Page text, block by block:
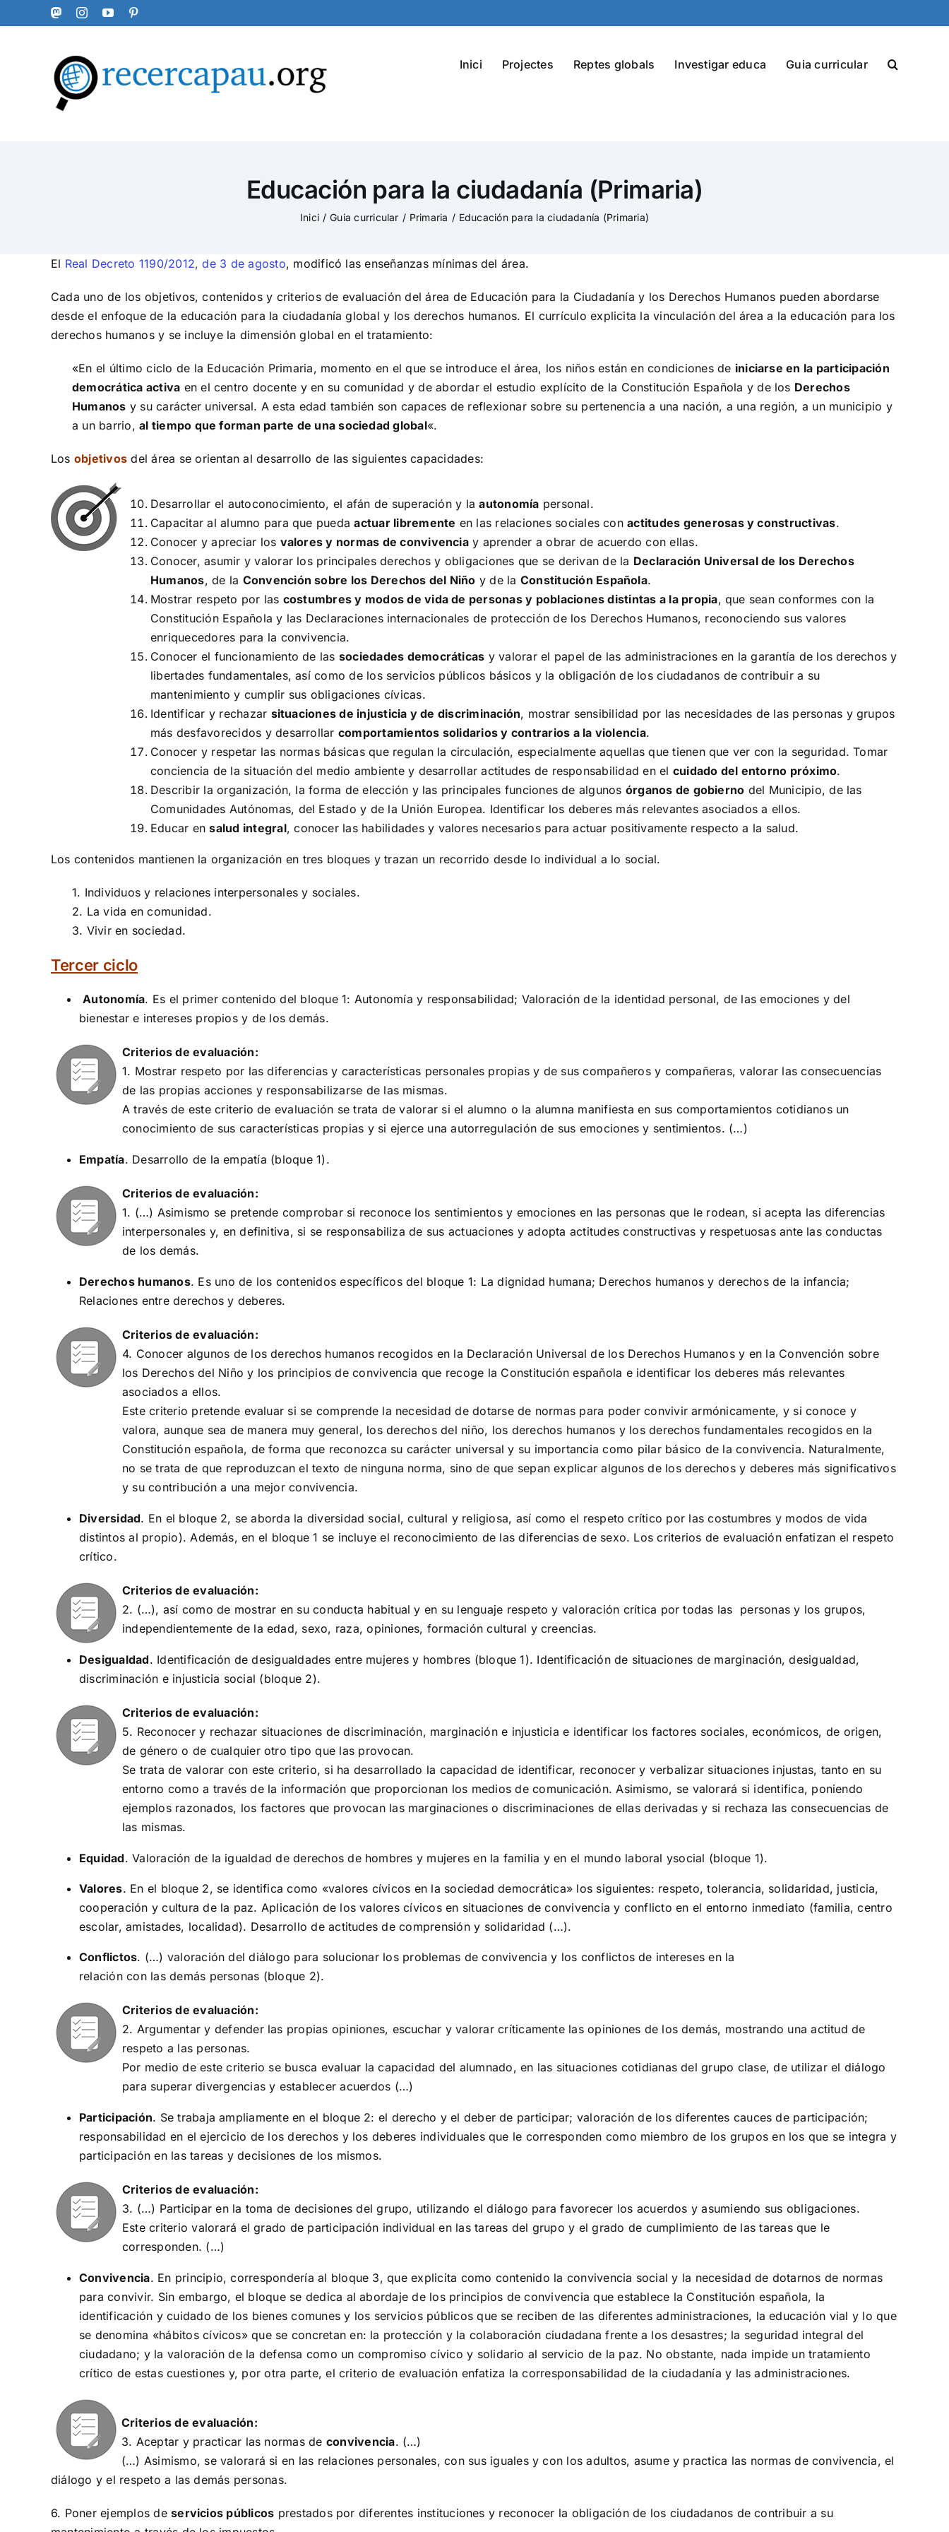
to
MastodonInstagram
YouTube
Inici Projectes Reptes globals Investigar educa Guia curricular
Educación para la ciudadanía (Primaria)
Inici Guia curricular Primaria Educación para la ciudadanía (Primaria)
El Real Decreto 1190/2012, de 3 de agosto, modificó las enseñanzas mínimas del área.
Cada uno de los objetivos, contenidos y criterios de evaluación del área de Educación para la Ciudadanía y los Derechos Humanos pueden abordarse
desde el enfoque de la educación para la ciudadanía global y los derechos humanos. El currículo explicita la vinculación del área a la educación para los
derechos humanos y se incluye la dimensión global en el tratamiento:
«En el último ciclo de la Educación Primaria, momento en el que se introduce el área, los niños están en condiciones de iniciarse en la participación
democrática activa en el centro docente y en su comunidad y de abordar el estudio explícito de la Constitución Española y de los Derechos
Humanos y su carácter universal. A esta edad también son capaces de reflexionar sobre su pertenencia a una nación, a una región, a un municipio y
a un barrio,al tiempo que forman parte de una sociedad global«.
Los objetivos del área se orientan al desarrollo de las siguientes capacidades:
Desarrollar el autoconocimiento, el afán de superación y laautonomía personal.
Capacitar al alumno para que puedaactuar libremente en las relaciones sociales conactitudes generosas y constructivas.
Conocer y apreciar los valores y normas de convivenciay aprender a obrar de acuerdo con ellas.
Conocer, asumir y valorar los principales derechos y obligaciones que se derivan de la Declaración Universal de los Derechos
Humanos, de la Convención sobre los Derechos del Niño y de la Constitución Española.
Mostrar respeto por las costumbres y modos de vida de personas y poblaciones distintas a la propia, que sean conformes con la
Constitución Española y las Declaraciones internacionales de protección de los Derechos Humanos, reconociendo sus valores
enriquecedores para la convivencia.
Conocer el funcionamiento de las sociedades democráticas y valorar el papel de las administraciones en la garantía de los derechos y
libertades fundamentales, así como de los servicios públicos básicos y la obligación de los ciudadanos de contribuir a su
mantenimiento y cumplir sus obligaciones cívicas.
Identificar y rechazar situaciones de injusticia y de discriminación, mostrar sensibilidad por las necesidades de las personas y grupos
más desfavorecidos y desarrollar comportamientos solidarios y contrarios a la violencia.
Conocer y respetar las normas básicas que regulan la circulación, especialmente aquellas que tienen que ver con la seguridad. Tomar
conciencia de la situación del medio ambiente y desarrollar actitudes de responsabilidad en el cuidado del entorno próximo.
Describir la organización, la forma de elección y las principales funciones de algunos órganos de gobierno del Municipio, de las
Comunidades Autónomas, del Estado y de la Unión Europea. Identificar los deberes más relevantes asociados a ellos.
Educar ensalud integral, conocer las habilidades y valores necesarios para actuar positivamente respecto a la salud.
Los contenidos mantienen la organización en tres bloques y trazan un recorrido desde lo individual a lo social.
1. Individuos y relaciones interpersonales y sociales.
2. La vida en comunidad.
3. Vivir en sociedad.
Tercer ciclo
Autonomía. Es el primer contenido del bloque 1: Autonomía y responsabilidad; Valoración de la identidad personal, de las emociones y del
bienestar e intereses propios y de los demás.
Criterios de evaluación:
1. Mostrar respeto por las diferencias y características personales propias y de sus compañeros y compañeras, valorar las consecuencias
de las propias acciones y responsabilizarse de las mismas.
A través de este criterio de evaluación se trata de valorar si el alumno o la alumna manifiesta en sus comportamientos cotidianos un
conocimiento de sus características propias y si ejerce una autorregulación de sus emociones y sentimientos. (…)
Empatía. Desarrollo de la empatía (bloque 1).
Criterios de evaluación:
1. (…) Asimismo se pretende comprobar si reconoce los sentimientos y emociones en las personas que le rodean, si acepta las diferencias
interpersonales y, en definitiva, si se responsabiliza de sus actuaciones y adopta actitudes constructivas y respetuosas ante las conductas
de los demás.
Derechos humanos. Es uno de los contenidos específicos del bloque 1: La dignidad humana; Derechos humanos y derechos de la infancia;
Relaciones entre derechos y deberes.
Criterios de evaluación:
4. Conocer algunos de los derechos humanos recogidos en la Declaración Universal de los Derechos Humanos y en la Convención sobre
los Derechos del Niño y los principios de convivencia que recoge la Constitución española e identificar los deberes más relevantes
asociados a ellos.
Este criterio pretende evaluar si se comprende la necesidad de dotarse de normas para poder convivir armónicamente, y si conoce y
valora, aunque sea de manera muy general, los derechos del niño, los derechos humanos y los derechos fundamentales recogidos en la
Constitución española, de forma que reconozca su carácter universal y su importancia como pilar básico de la convivencia. Naturalmente,
no se trata de que reproduzcan el texto de ninguna norma, sino de que sepan explicar algunos de los derechos y deberes más significativos
y su contribución a una mejor convivencia.
Diversidad. En el bloque 2, se aborda la diversidad social, cultural y religiosa, así como el respeto crítico por las costumbres y modos de vida
distintos al propio). Además, en el bloque 1 se incluye el reconocimiento de las diferencias de sexo. Los criterios de evaluación enfatizan el respeto
crítico.
Criterios de evaluación:
2. (…), así como de mostrar en su conducta habitual y en su lenguaje respeto y valoración crítica por todas las personas y los grupos,
independientemente de la edad, sexo, raza, opiniones, formación cultural y creencias.
Desigualdad. Identificación de desigualdades entre mujeres y hombres (bloque 1). Identificación de situaciones de marginación, desigualdad,
discriminación e injusticia social (bloque 2).
Criterios de evaluación:
5. Reconocer y rechazar situaciones de discriminación, marginación e injusticia e identificar los factores sociales, económicos, de origen,
de género o de cualquier otro tipo que las provocan.
Se trata de valorar con este criterio, si ha desarrollado la capacidad de identificar, reconocer y verbalizar situaciones injustas, tanto en su
entorno como a través de la información que proporcionan los medios de comunicación. Asimismo, se valorará si identifica, poniendo
ejemplos razonados, los factores que provocan las marginaciones o discriminaciones de ellas derivadas y si rechaza las consecuencias de
las mismas.
Equidad. Valoración de la igualdad de derechos de hombres y mujeres en la familia y en el mundo laboral ysocial (bloque 1).
Valores. En el bloque 2, se identifica como «valores cívicos en la sociedad democrática» los siguientes: respeto, tolerancia, solidaridad, justicia,
cooperación y cultura de la paz. Aplicación de los valores cívicos en situaciones de convivencia y conflicto en el entorno inmediato (familia, centro
escolar, amistades, localidad). Desarrollo de actitudes de comprensión y solidaridad (…).
Conflictos. (…) valoración del diálogo para solucionar los problemas de convivencia y los conflictos de intereses en la
relación con las demás personas (bloque 2).
Criterios de evaluación:
2. Argumentar y defender las propias opiniones, escuchar y valorar críticamente las opiniones de los demás, mostrando una actitud de
respeto a las personas.
Por medio de este criterio se busca evaluar la capacidad del alumnado, en las situaciones cotidianas del grupo clase, de utilizar el diálogo
para superar divergencias y establecer acuerdos (…)
Participación. Se trabaja ampliamente en el bloque 2: el derecho y el deber de participar; valoración de los diferentes cauces de participación;
responsabilidad en el ejercicio de los derechos y los deberes individuales que le corresponden como miembro de los grupos en los que se integra y
participación en las tareas y decisiones de los mismos.
Criterios de evaluación:
3. (…) Participar en la toma de decisiones del grupo, utilizando el diálogo para favorecer los acuerdos y asumiendo sus obligaciones.
Este criterio valorará el grado de participación individual en las tareas del grupo y el grado de cumplimiento de las tareas que le
corresponden. (…)
Convivencia. En principio, correspondería al bloque 3, que explicita como contenido la convivencia social y la necesidad de dotarnos de normas
para convivir. Sin embargo, el bloque se dedica al abordaje de los principios de convivencia que establece la Constitución española, la
identificación y cuidado de los bienes comunes y los servicios públicos que se reciben de las diferentes administraciones, la educación vial y lo que
se denomina «hábitos cívicos» que se concretan en: la protección y la colaboración ciudadana frente a los desastres; la seguridad integral del
ciudadano; y la valoración de la defensa como un compromiso cívico y solidario al servicio de la paz. No obstante, nada impide un tratamiento
crítico de estas cuestiones y, por otra parte, el criterio de evaluación enfatiza la corresponsabilidad de la ciudadanía y las administraciones.
Criterios de evaluación:
3. Aceptar y practicar las normas de convivencia. (…)
(…) Asimismo, se valorará si en las relaciones personales, con sus iguales y con los adultos, asume y practica las normas de convivencia, el
diálogo y el respeto a las demás personas.
6. Poner ejemplos deservicios públicos prestados por diferentes instituciones y reconocer la obligación de los ciudadanos de contribuir a su